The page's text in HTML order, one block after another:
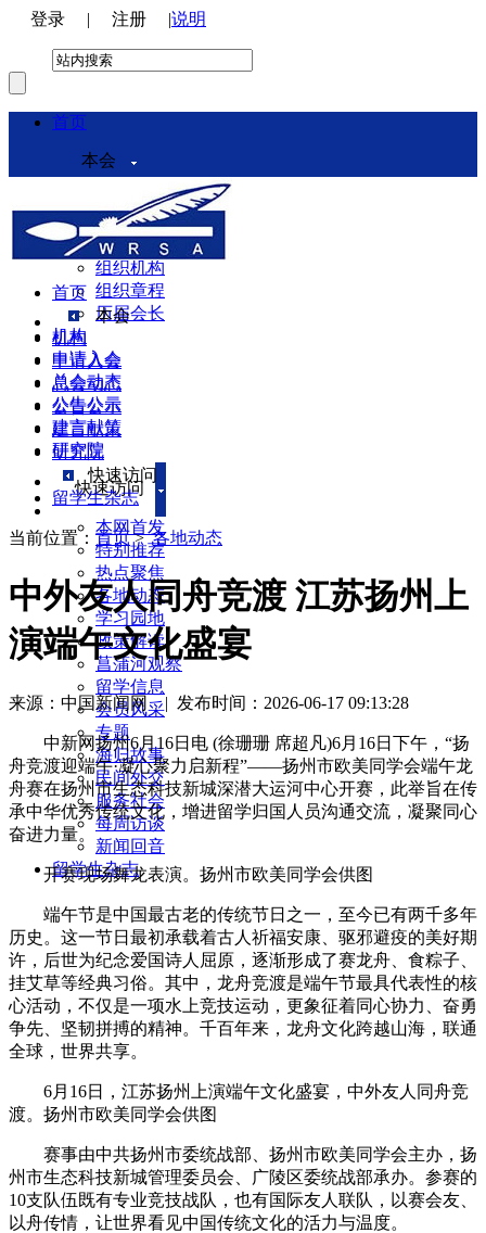
登录 | 注册 |说明
首页
本会
本会介绍
领导机构
理事会
组织机构
组织章程
历届会长
机构
申请入会
总会动态
公告公示
建言献策
研究院
快速访问
本网首发
特别推荐
热点聚焦
各地动态
学习园地
政策解读
菖蒲河观察
留学信息
会员风采
专题
海归故事
民间外交
服务社会
每周访谈
新闻回音
留学生杂志
首页
本会
机构
申请入会
总会动态
公告公示
建言献策
研究院
快速访问
留学生杂志
当前位置： 首页>各地动态
中外友人同舟竞渡 江苏扬州上
演端午文化盛宴
来源：中国新闻网 | 发布时间：2026-06-17 09:13:28
中新网扬州6月16日电 (徐珊珊 席超凡)6月16日下午，“扬
舟竞渡迎端午·凝心聚力启新程”——扬州市欧美同学会端午龙
舟赛在扬州市生态科技新城深潜大运河中心开赛，此举旨在传
承中华优秀传统文化，增进留学归国人员沟通交流，凝聚同心
奋进力量。
开赛现场舞龙表演。扬州市欧美同学会供图
端午节是中国最古老的传统节日之一，至今已有两千多年
历史。这一节日最初承载着古人祈福安康、驱邪避疫的美好期
许，后世为纪念爱国诗人屈原，逐渐形成了赛龙舟、食粽子、
挂艾草等经典习俗。其中，龙舟竞渡是端午节最具代表性的核
心活动，不仅是一项水上竞技运动，更象征着同心协力、奋勇
争先、坚韧拼搏的精神。千百年来，龙舟文化跨越山海，联通
全球，世界共享。
6月16日，江苏扬州上演端午文化盛宴，中外友人同舟竞
渡。扬州市欧美同学会供图
赛事由中共扬州市委统战部、扬州市欧美同学会主办，扬
州市生态科技新城管理委员会、广陵区委统战部承办。参赛的
10支队伍既有专业竞技战队，也有国际友人联队，以赛会友、
以舟传情，让世界看见中国传统文化的活力与温度。